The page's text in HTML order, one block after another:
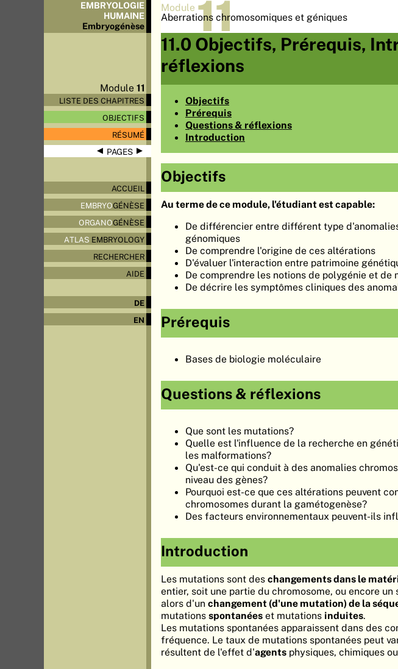
EMBRYOLOGIE
HUMAINE
Embryogénèse
Module11
LISTE DES CHAPITRES
OBJECTIFS
RÉSUMÉ
◀ PAGES▶
ACCUEIL
EMBRYOGÉNÈSE
ORGANOGÉNÈSE
ATLAS EMBRYOLOGY
RECHERCHER
AIDE
DE
EN
Module 11
Aberrations chromosomiques et géniques
11.0 Objectifs, Prérequis,
réflexions
Objectifs
Prérequis
Questions & réflexions
Introduction
Objectifs
Au terme de ce module, l'étudiant est capable:
De différencier entre différent type
génomiques
De comprendre l'origine de ces altérations
D'évaluer l'interaction entre patrimoine
De comprendre les notions de polygénie et de
De décrire les symptômes cliniques des
Prérequis
Bases de biologie moléculaire
Questions & réflexions
Que sont les mutations?
Quelle est l'influence de la recherche en
les malformations?
Qu'est-ce qui conduit à des anomalies
niveau des gènes?
Pourquoi est-ce que ces altérations peuvent
chromosomes durant la gamétogenèse?
Des facteurs environnementaux peuvent-ils
Introduction
Les mutations sont des changements dans le
entier, soit une partie du chromosome, ou encore
alors d'un changement (d'une mutation) de la
mutations spontanées et mutations induites.
Les mutations spontanées apparaissent dans des
fréquence. Le taux de mutations spontanées peut
résultent de l'effet d'agents physiques, chimiques